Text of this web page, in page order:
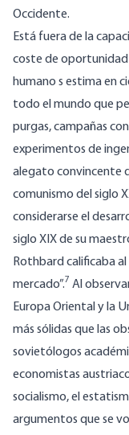
Occidente.
Está fuera de la
coste de oportunidad
humano s estima en
todo el mundo que
purgas, campañas
experimentos de
alegato convincente
comunismo del siglo
considerarse el
siglo XIX de su
Rothbard calificaba
mercado”.7 Al
Europa Oriental y la
más sólidas que las
sovietólogos
economistas
socialismo, el
argumentos que se